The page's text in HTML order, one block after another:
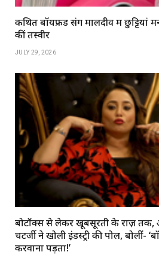
कथित बॉयफ्रेंड संग मालदीव में छुट्टियां
कीं तस्वीरें
JULY 29, 2026
बोटॉक्स से लेकर खूबसूरती के राज़ तक,
चटर्जी ने खोली इंडस्ट्री की पोल, बोलीं-
करवाना पड़ता!’